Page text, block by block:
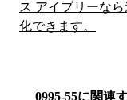
ス アイブリーな
化できます。
0995-55に関連